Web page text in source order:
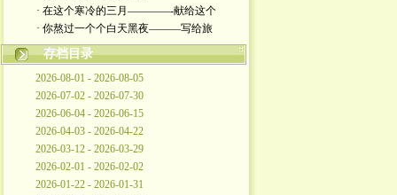
· 在这个寒冷的三月————-献给这个
· 你熬过一个个白天黑夜———写给旅
存档目录
2026-08-01 - 2026-08-05
2026-07-02 - 2026-07-30
2026-06-04 - 2026-06-15
2026-04-03 - 2026-04-22
2026-03-12 - 2026-03-29
2026-02-01 - 2026-02-02
2026-01-22 - 2026-01-31